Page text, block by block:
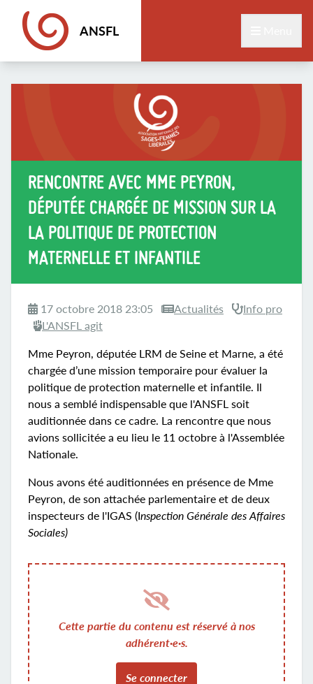
ANSFL
RENCONTRE AVEC MME PEYRON,
DÉPUTÉE CHARGÉE DE MISSION SUR LA
LA POLITIQUE DE PROTECTION
MATERNELLE ET INFANTILE
17 octobre 2018 23:05 Actualités
Info pro
L'ANSFL agit
Mme Peyron, députée LRM de Seine et Marne, a été
chargée d’une mission temporaire pour évaluer la
politique de protection maternelle et infantile. Il
nous a semblé indispensable que l'ANSFL soit
auditionnée dans ce cadre. La rencontre que nous
avions sollicitée a eu lieu le 11 octobre à l'Assemblée
Nationale.
Nous avons été auditionnées en présence de Mme
Peyron, de son attachée parlementaire et de deux
inspecteurs de l'IGAS (Inspection Générale des Affaires
Sociales)
Cette partie du contenu est réservé à nos
adhérent·e·s.
Se connecter